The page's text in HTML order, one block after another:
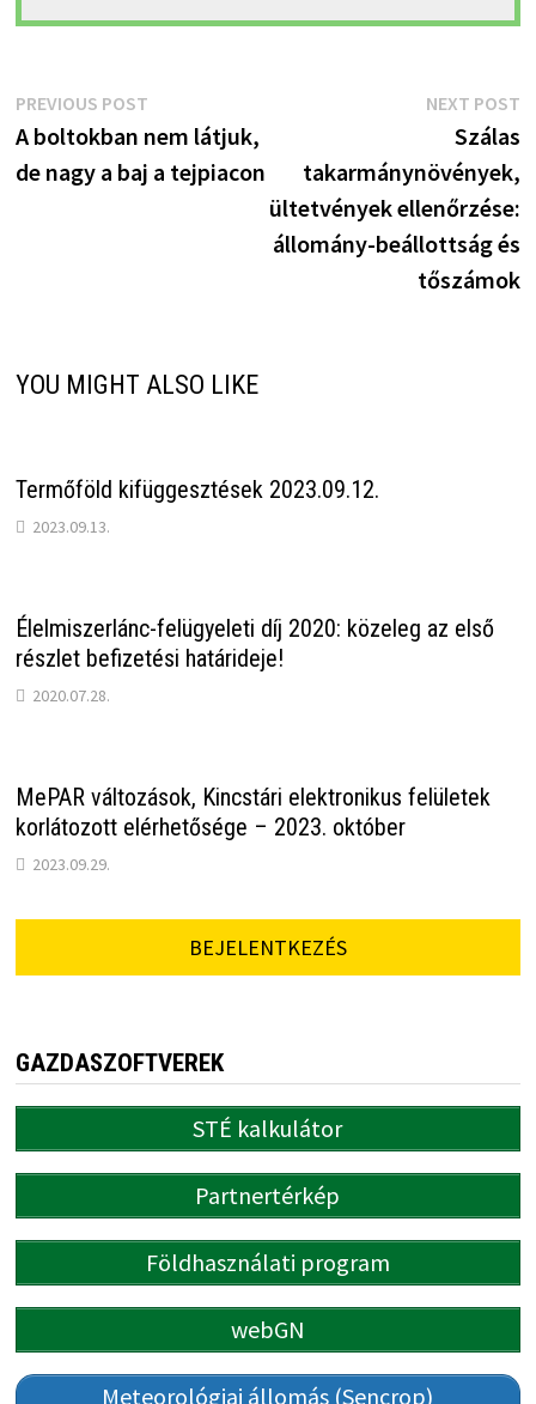
Bejegyzés
navigáció
PREVIOUS POSTPrevious
post:
A boltokban nem látjuk,
de nagy a baj a tejpiacon
NEXT POST
Szálas
takarmánynövények,
ültetvények ellenőrzése:
állomány-beállottság és
tőszámok
YOU MIGHT ALSO LIKE
Termőföld kifüggesztések 2023.09.12.
2023.09.13.
Élelmiszerlánc-felügyeleti díj 2020: közeleg az első
részlet befizetési határideje!
2020.07.28.
MePAR változások, Kincstári elektronikus felületek
korlátozott elérhetősége – 2023. október
2023.09.29.
BEJELENTKEZÉS
GAZDASZOFTVEREK
STÉ kalkulátor
Partnertérkép
Földhasználati program
webGN
Meteorológiai állomás (Sencrop)